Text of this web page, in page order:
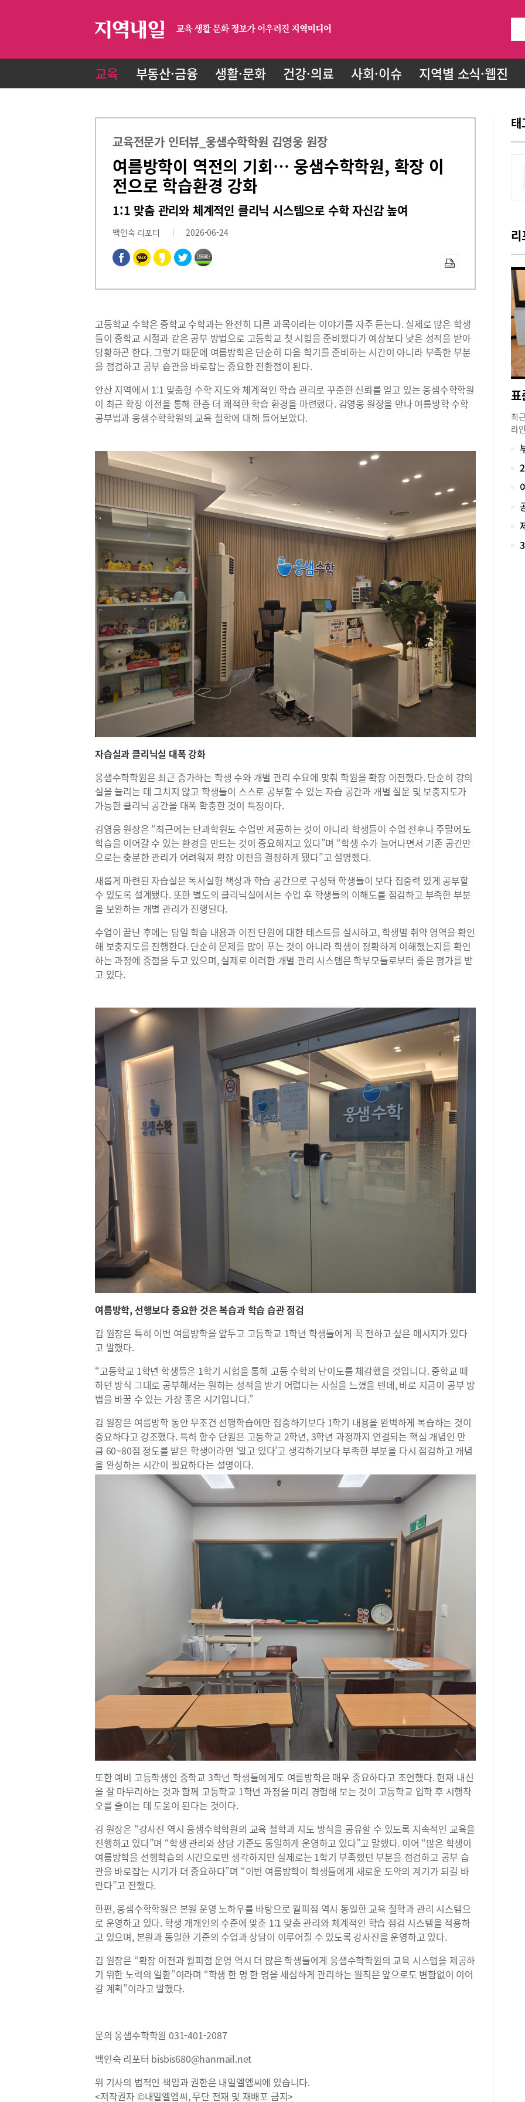
교육 부동산·금융 생활·문화 건강·의료 사회·이슈 지역별 소식·웹진
교육전문가 인터뷰_웅샘수학학원 김영웅 원장
여름방학이 역전의 기회… 웅샘수학학원, 확장 이
전으로 학습환경 강화
1:1 맞춤 관리와 체계적인 클리닉 시스템으로 수학 자신감 높여
백인숙 리포터 2026-06-24
고등학교 수학은 중학교 수학과는 완전히 다른 과목이라는 이야기를 자주 듣는다. 실제로 많은 학생
들이 중학교 시절과 같은 공부 방법으로 고등학교 첫 시험을 준비했다가 예상보다 낮은 성적을 받아
당황하곤 한다. 그렇기 때문에 여름방학은 단순히 다음 학기를 준비하는 시간이 아니라 부족한 부분
을 점검하고 공부 습관을 바로잡는 중요한 전환점이 된다.
안산 지역에서 1:1 맞춤형 수학 지도와 체계적인 학습 관리로 꾸준한 신뢰를 얻고 있는 웅샘수학학원
이 최근 확장 이전을 통해 한층 더 쾌적한 학습 환경을 마련했다. 김영웅 원장을 만나 여름방학 수학
공부법과 웅샘수학학원의 교육 철학에 대해 들어보았다.
자습실과 클리닉실 대폭 강화
웅샘수학학원은 최근 증가하는 학생 수와 개별 관리 수요에 맞춰 학원을 확장 이전했다. 단순히 강의
실을 늘리는 데 그치지 않고 학생들이 스스로 공부할 수 있는 자습 공간과 개별 질문 및 보충지도가
가능한 클리닉 공간을 대폭 확충한 것이 특징이다.
김영웅 원장은 “최근에는 단과학원도 수업만 제공하는 것이 아니라 학생들이 수업 전후나 주말에도
학습을 이어갈 수 있는 환경을 만드는 것이 중요해지고 있다”며 “학생 수가 늘어나면서 기존 공간만
으로는 충분한 관리가 어려워져 확장 이전을 결정하게 됐다”고 설명했다.
새롭게 마련된 자습실은 독서실형 책상과 학습 공간으로 구성돼 학생들이 보다 집중력 있게 공부할
수 있도록 설계됐다. 또한 별도의 클리닉실에서는 수업 후 학생들의 이해도를 점검하고 부족한 부분
을 보완하는 개별 관리가 진행된다.
수업이 끝난 후에는 당일 학습 내용과 이전 단원에 대한 테스트를 실시하고, 학생별 취약 영역을 확인
해 보충지도를 진행한다. 단순히 문제를 많이 푸는 것이 아니라 학생이 정확하게 이해했는지를 확인
하는 과정에 중점을 두고 있으며,실제로 이러한 개별 관리 시스템은 학부모들로부터 좋은 평가를 받
고 있다.
여름방학,선행보다 중요한 것은 복습과 학습 습관 점검
김 원장은 특히 이번 여름방학을 앞두고 고등학교 1학년 학생들에게 꼭 전하고 싶은 메시지가 있다
고 말했다.
“고등학교 1학년 학생들은 1학기 시험을 통해 고등 수학의 난이도를 체감했을 것입니다.중학교 때
하던 방식 그대로 공부해서는 원하는 성적을 받기 어렵다는 사실을 느꼈을 텐데,바로 지금이 공부 방
법을 바꿀 수 있는 가장 좋은 시기입니다.”
김 원장은 여름방학 동안 무조건 선행학습에만 집중하기보다 1학기 내용을 완벽하게 복습하는 것이
중요하다고 강조했다. 특히 함수 단원은 고등학교 2학년, 3학년 과정까지 연결되는 핵심 개념인 만
큼 60~80점 정도를 받은 학생이라면 ‘알고 있다’고 생각하기보다 부족한 부분을 다시 점검하고 개념
을 완성하는 시간이 필요하다는 설명이다.
또한 예비 고등학생인 중학교 3학년 학생들에게도 여름방학은 매우 중요하다고 조언했다. 현재 내신
을 잘 마무리하는 것과 함께 고등학교 1학년 과정을 미리 경험해 보는 것이 고등학교 입학 후 시행착
오를 줄이는 데 도움이 된다는 것이다.
김 원장은 “강사진 역시 웅샘수학학원의 교육 철학과 지도 방식을 공유할 수 있도록 지속적인 교육을
진행하고 있다”며 “학생 관리와 상담 기준도 동일하게 운영하고 있다”고 말했다. 이어 “많은 학생이
여름방학을 선행학습의 시간으로만 생각하지만 실제로는 1학기 부족했던 부분을 점검하고 공부 습
관을 바로잡는 시기가 더 중요하다”며 “이번 여름방학이 학생들에게 새로운 도약의 계기가 되길 바
란다”고 전했다.
한편,웅샘수학학원은 본원 운영 노하우를 바탕으로 월피점 역시 동일한 교육 철학과 관리 시스템으
로 운영하고 있다. 학생 개개인의 수준에 맞춘 1:1 맞춤 관리와 체계적인 학습 점검 시스템을 적용하
고 있으며,본원과 동일한 기준의 수업과 상담이 이루어질 수 있도록 강사진을 운영하고 있다.
김 원장은 “확장 이전과 월피점 운영 역시 더 많은 학생들에게 웅샘수학학원의 교육 시스템을 제공하
기 위한 노력의 일환”이라며 “학생 한 명 한 명을 세심하게 관리하는 원칙은 앞으로도 변함없이 이어
갈 계획”이라고 말했다.
문의 웅샘수학학원031-401-2087
백인숙 리포터 bisbis680@hanmail.net
위 기사의 법적인 책임과 권한은 내일엘엠씨에 있습니다.
<저작권자 ©내일엘엠씨, 무단 전재 및 재배포 금지>
태
최
라